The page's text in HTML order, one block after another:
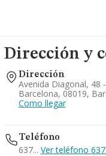
Dirección y
Dirección
Avenida Diagonal, 48
Barcelona, 08019,
Como llegar
Teléfono
637... Ver teléfono